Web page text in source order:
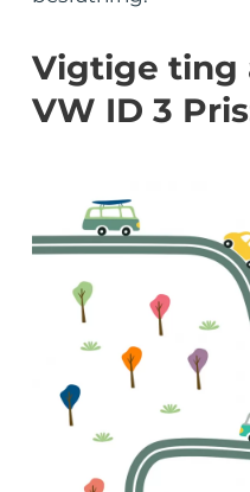
Vigtige ting
VW ID 3